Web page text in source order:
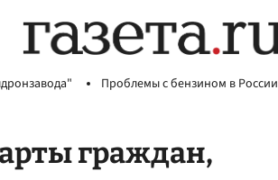
Проблемы с бензином в России
граждан,